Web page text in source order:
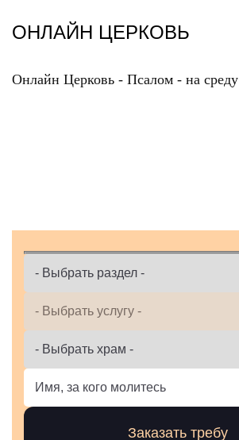
содержанию
ОНЛАЙН ЦЕРКОВЬ
Онлайн Церковь - Псалом - на среду